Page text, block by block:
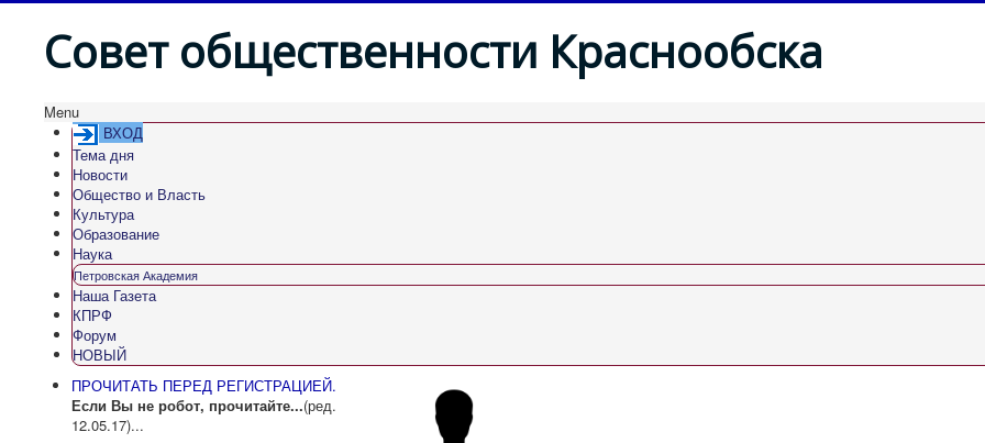
Совет общественности Краснообска
Menu
ВХОД
Тема дня
Новости
Общество и Власть
Культура
Образование
Наука
Петровская Академия
Наша Газета
КПРФ
Форум
НОВЫЙ
ПРОЧИТАТЬ ПЕРЕД РЕГИСТРАЦИЕЙ.
Если Вы не робот, прочитайте...(ред.
12.05.17)...